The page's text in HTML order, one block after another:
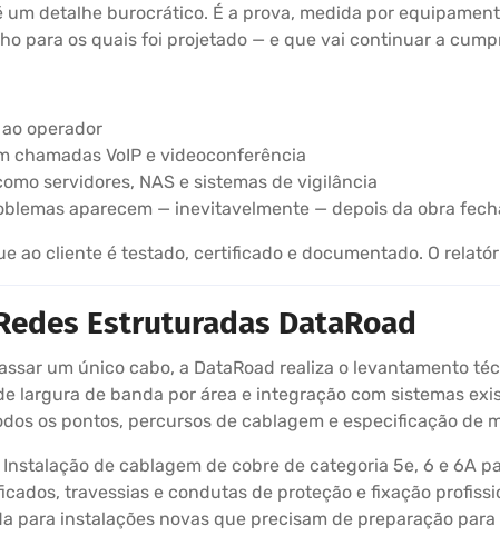
detalhe burocrático. É a prova, medida por
para os quais foi projetado — e que vai continuar a
operador
chamadas VoIP e videoconferência
servidores, NAS e sistemas de vigilância
aparecem — inevitavelmente — depois da obra
ao cliente é testado, certificado e documentado. O
Estruturadas DataRoad
um único cabo, a DataRoad realiza o levantamento
largura de banda por área e integração com sistemas
os pontos, percursos de cablagem e especificação de
Instalação de cablagem de cobre de categoria 5e, 6 e 6A
travessias e condutas de proteção e fixação
para instalações novas que precisam de preparação